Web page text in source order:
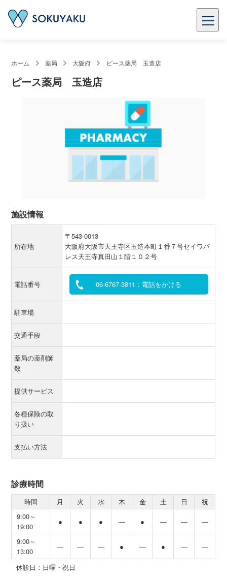
ホーム 薬局 大阪府 ピース薬局 玉造店
ピース薬局 玉造店
施設情報
所在地
〒543‐0013
大阪府大阪市天王寺区玉造本町１番７号セイワパ
レス天王寺真田山１階１０２号
電話番号 06-6767-3811：電話をかける
駐車場
交通手段
薬局の薬剤師
数
提供サービス
各種保険の取
り扱い
支払い方法
診療時間
時間 月 火 水 木 金 土 日
祝
9:00～
19:00
● ● ● ― ● ― ― ―
9:00～
13:00
― ― ― ● ― ● ― ―
休診日：日曜・祝日